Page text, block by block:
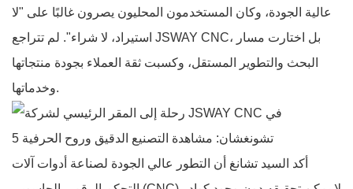
عالية الجودة، وكان المستخدمون المحليون يصرون غالبًا على "لا
استيراد، لا شراء". لم تتراجع JSWAY CNC، بل اختارت مسار
البحث والتطوير المستقل، وكسبت ثقة العملاء بجودة منتجاتها
وخدماتها.
أكد السيد تشانغ أن التطور عالي الجودة لصناعة أدوات آلات